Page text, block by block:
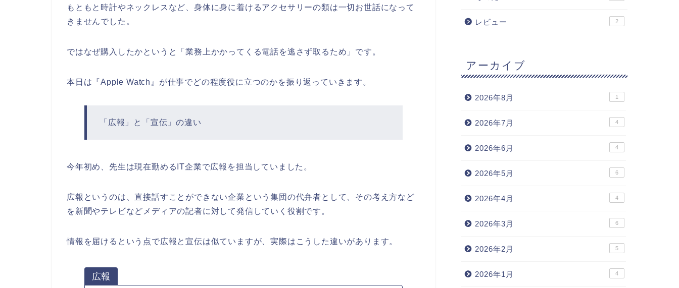
もともと時計やネックレスなど、身体に身に着けるアクセサリーの類は一切お世話になって
きませんでした。
ではなぜ購入したかというと「業務上かかってくる電話を逃さず取るため」です。
本日は『Apple Watch』が仕事でどの程度役に立つのかを振り返っていきます。
「広報」と「宣伝」の違い
今年初め、先生は現在勤めるIT企業で広報を担当していました。
広報というのは、直接話すことができない企業という集団の代弁者として、その考え方など
を新聞やテレビなどメディアの記者に対して発信していく役割です。
情報を届けるという点で広報と宣伝は似ていますが、実際はこうした違いがあります。
広報
レビュー 2
アーカイブ
2026年8月 1
2026年7月 4
2026年6月 4
2026年5月 6
2026年4月 4
2026年3月 6
2026年2月 5
2026年1月 4